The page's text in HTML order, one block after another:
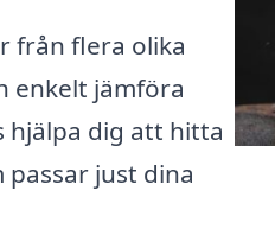
från flera olika
enkelt jämföra
hjälpa dig att hitta
just dina